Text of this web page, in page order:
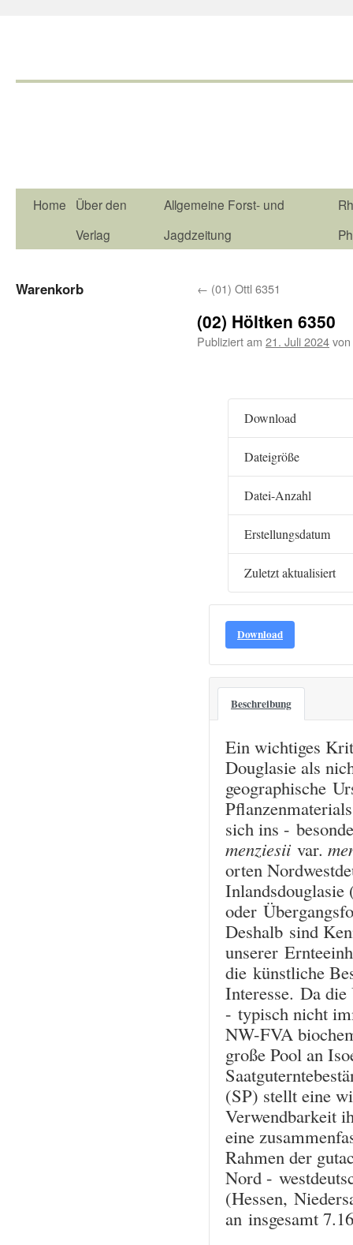
Home
Über den
Verlag
Allgemeine Forst- und
Jagdzeitung
← (01) Ottl 6351
(02) Höltken 6350
Publiziert am 21. Juli 2024von
Download
Dateigröße
Datei-Anzahl
Erstellungsdatum
Zuletzt aktualisiert
Download
Beschreibung
Ein wichtiges
Douglasie als
geographische
sich ins -
menziesii var.
orten
Inlandsdouglasie
oder
Deshalb sind
unserer
die künstliche
Interesse. Da die
- typisch nicht
NW-FVA
große Pool an
(SP) stellt eine
Verwendbarkeit
eine
Rahmen der
Nord -
(Hessen,
an insgesamt
Warenkorb